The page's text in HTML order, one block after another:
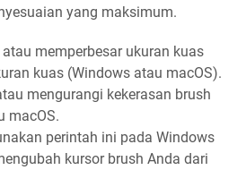
yang maksimum.
memperbesar ukuran kuas
kuas (Windows atau macOS).
mengurangi kekerasan brush
macOS.
perintah ini pada Windows
kursor brush Anda dari